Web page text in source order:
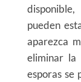
pueden
aparezca
eliminar la
esporas se